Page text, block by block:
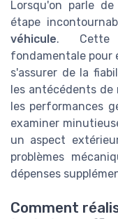
Lorsqu'on parle de
étape
véhicule. Cette
fondamentale pour
s'assurer de la
les antécédents de
les performances
examiner
un aspect
problèmes
dépenses
Comment